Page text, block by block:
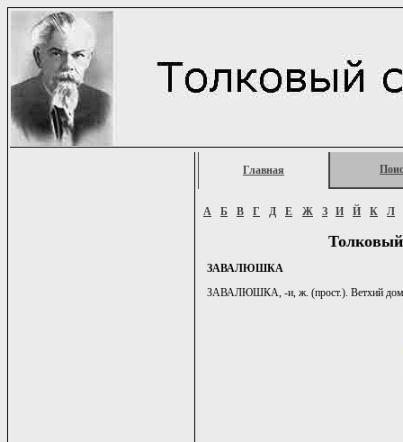
Главная
А Б В Г Д Е Ж З И Й К Л
ЗАВАЛЮШКА
ЗАВАЛЮШКА, -и, ж. (прост.). Ветхий